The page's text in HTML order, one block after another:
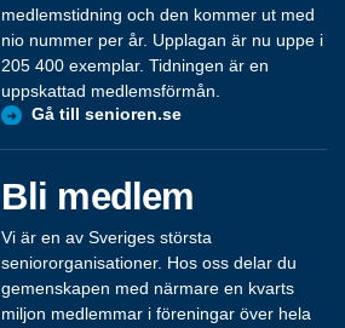
medlemstidning och den kommer ut med
nio nummer per år. Upplagan är nu uppe i
205 400 exemplar. Tidningen är en
uppskattad medlemsförmån.
Gå till senioren.se
Bli medlem
Vi är en av Sveriges största
seniororganisationer. Hos oss delar du
gemenskapen med närmare en kvarts
miljon medlemmar i föreningar över hela